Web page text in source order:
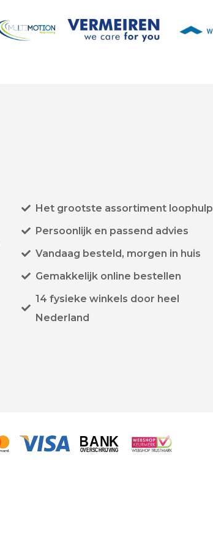
Het grootste assortiment loophulp
Persoonlijk en passend advies
Vandaag besteld, morgen in huis
Gemakkelijk online bestellen
14 fysieke winkels door heel
Nederland